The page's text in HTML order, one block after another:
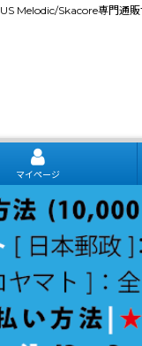
US Melodic/Skacore専門通
マイページ